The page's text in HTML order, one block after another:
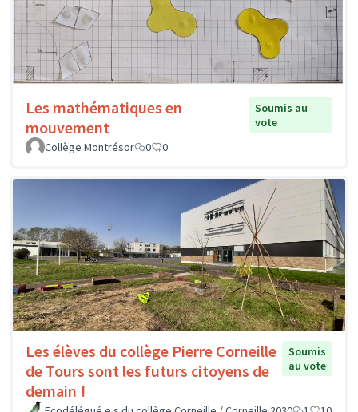
Les mathématiques en
mouvement
Soumis au
vote
Collège Montrésor
0 0
Les élèves du collège Pierre Corneille
de Tours sont les futurs citoyens de
demain !
Soumis
au vote